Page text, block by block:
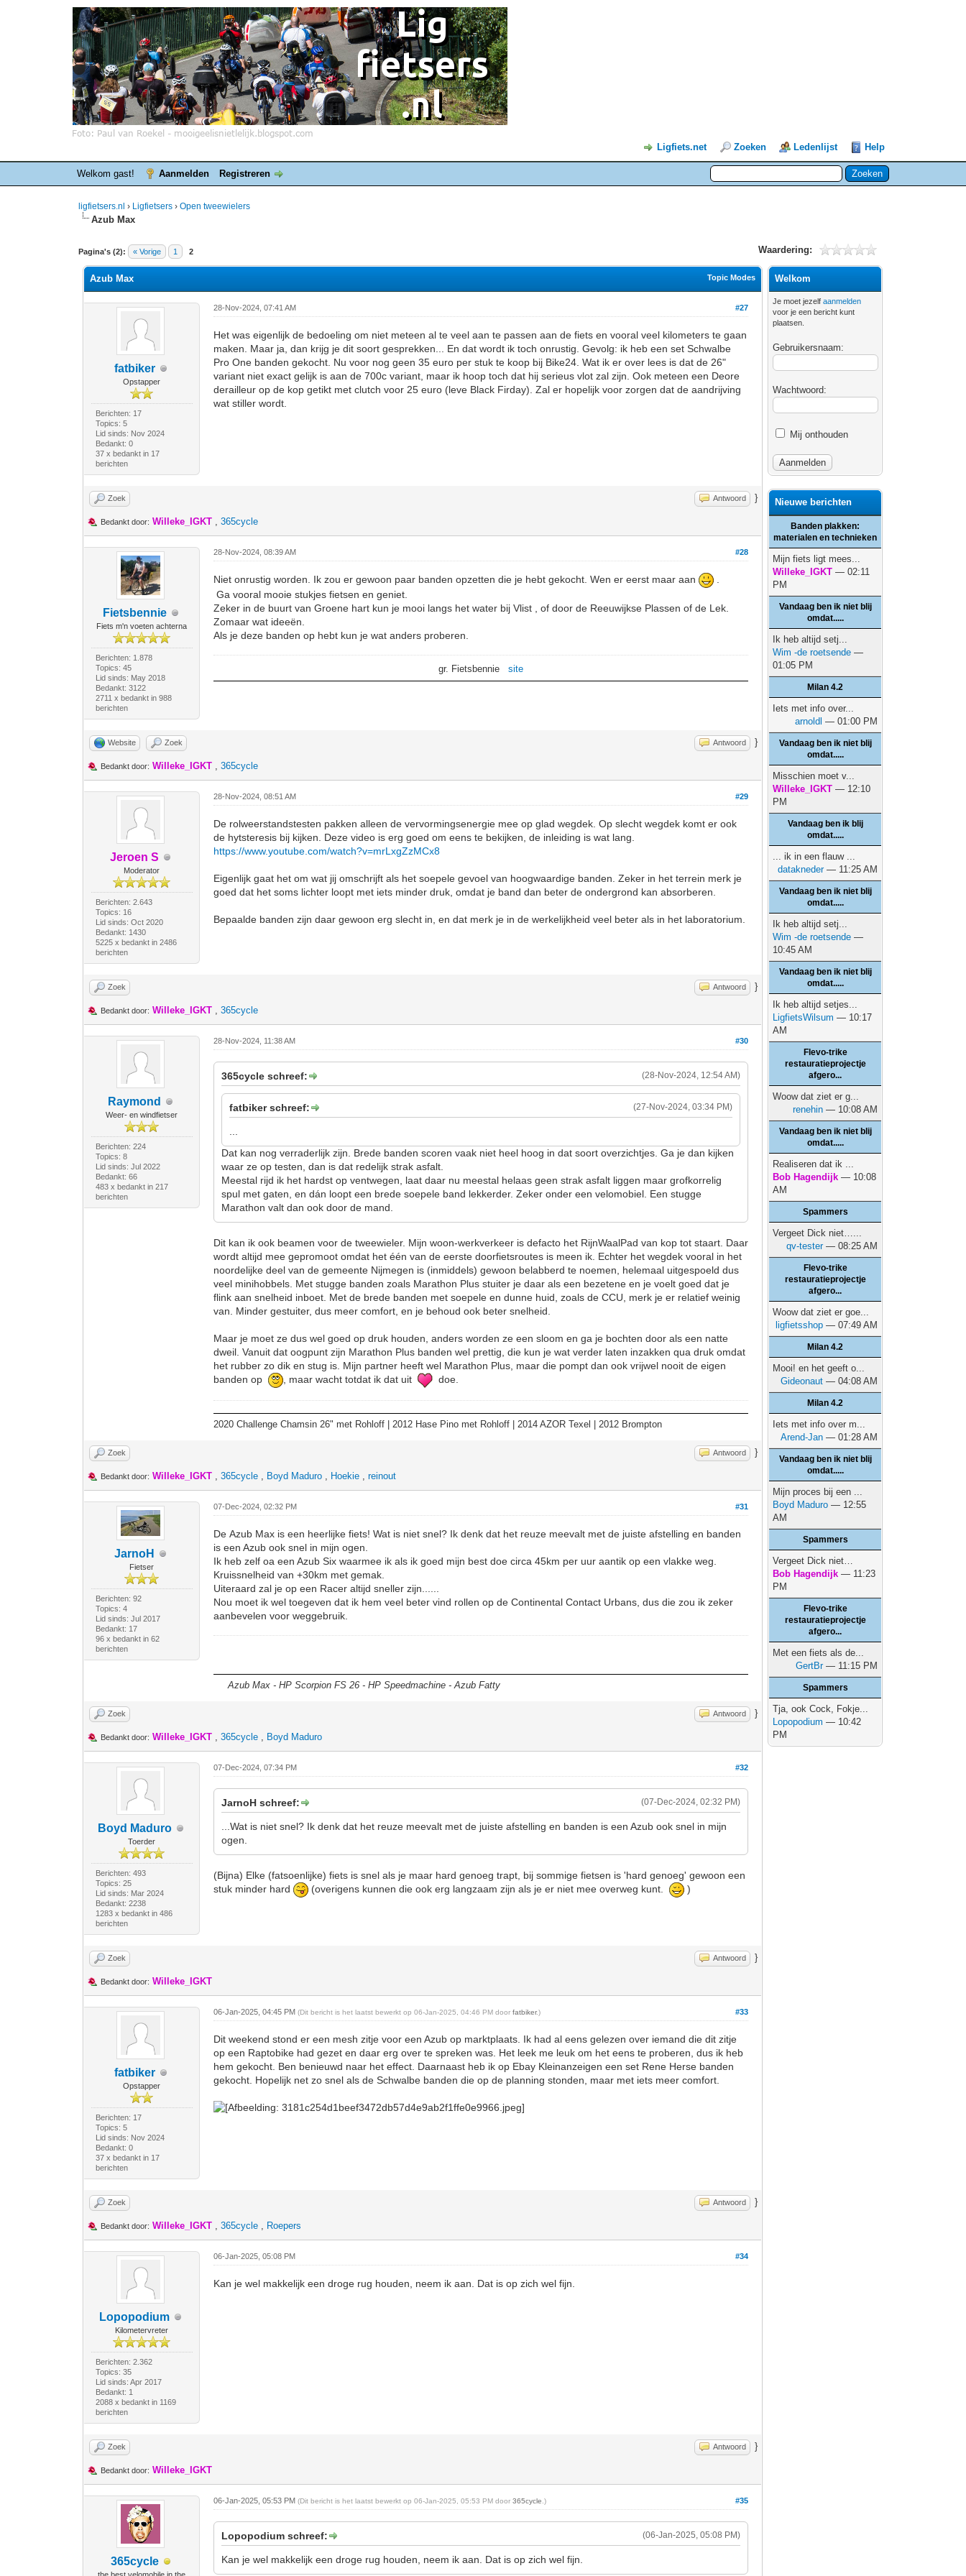
Ligfiets.net Zoeken Ledenlijst Help
Welkom gast! Aanmelden Registreren
ligfietsers.nl › Ligfietsers ›Open tweewielers
Azub Max
Pagina's (2): « Vorige 1 2 Waardering:
0 stemmen - gemiddelde waardering is 0
1
2
3
4
5
Topic Modes
Azub Max
fatbiker
Opstapper
Berichten: 17
Topics: 5
Lid sinds: Nov 2024
Bedankt: 0
37 x bedankt in 17
berichten
#27
28-Nov-2024, 07:41 AM
Het was eigenlijk de bedoeling om niet meteen al te veel aan te passen aan de fiets en vooral veel kilometers te gaan
maken. Maar ja, dan krijg je dit soort gesprekken... En dat wordt ik toch onrustig. Gevolg: ik heb een set Schwalbe
Pro One banden gekocht. Nu voor nog geen 35 euro per stuk te koop bij Bike24. Wat ik er over lees is dat de 26"
variant niet exact gelijk is aan de 700c variant, maar ik hoop toch dat hij serieus vlot zal zijn. Ook meteen een Deore
derailleur op de kop getikt met clutch voor 25 euro (leve Black Firday). Zal er hopelijk voor zorgen dat de aandrijving
wat stiller wordt.
Zoek Antwoord }
Bedankt door: Willeke_IGKT ,365cycle
Fietsbennie
Fiets m'n voeten achterna
Berichten: 1.878
Topics: 45
Lid sinds: May 2018
Bedankt: 3122
2711 x bedankt in 988
berichten
#28
28-Nov-2024, 08:39 AM
Niet onrustig worden. Ik zou er gewoon paar banden opzetten die je hebt gekocht. Wen er eerst maar aan
.
Ga vooral mooie stukjes fietsen en geniet.
Zeker in de buurt van Groene hart kun je mooi langs het water bij Vlist , of door de Reeuwijkse Plassen of de Lek.
Zomaar wat ideeën.
Als je deze banden op hebt kun je wat anders proberen.
gr. Fietsbenniesite
Website Zoek Antwoord }
Bedankt door: Willeke_IGKT ,365cycle
Jeroen S
Moderator
Berichten: 2.643
Topics: 16
Lid sinds: Oct 2020
Bedankt: 1430
5225 x bedankt in 2486
berichten
#29
28-Nov-2024, 08:51 AM
De rolweerstandstesten pakken alleen de vervormingsenergie mee op glad wegdek. Op slecht wegdek komt er ook
de hytsteresis bij kijken. Deze video is erg goed om eens te bekijken, de inleiding is wat lang.
https://www.youtube.com/watch?v=mrLxgZzMCx8
Eigenlijk gaat het om wat jij omschrijft als het soepele gevoel van hoogwaardige banden. Zeker in het terrein merk je
goed dat het soms lichter loopt met iets minder druk, omdat je band dan beter de ondergrond kan absorberen.
Bepaalde banden zijn daar gewoon erg slecht in, en dat merk je in de werkelijkheid veel beter als in het laboratorium.
Zoek Antwoord }
Bedankt door: Willeke_IGKT ,365cycle
Raymond
Weer- en windfietser
Berichten: 224
Topics: 8
Lid sinds: Jul 2022
Bedankt: 66
483 x bedankt in 217
berichten
#30
28-Nov-2024, 11:38 AM
(28-Nov-2024, 12:54 AM)
365cycle schreef:
(27-Nov-2024, 03:34 PM)
fatbiker schreef:
Dat kan nog verraderlijk zijn. Brede banden scoren vaak niet heel hoog in dat soort overzichtjes. Ga je dan kijken
waar ze op testen, dan is dat redelijk strak asfalt.
Meestal rijd ik het hardst op ventwegen, laat daar nu meestal helaas geen strak asfalt liggen maar grofkorrelig
spul met gaten, en dán loopt een brede soepele band lekkerder. Zeker onder een velomobiel. Een stugge
Marathon valt dan ook door de mand.
Dit kan ik ook beamen voor de tweewieler. Mijn woon-werkverkeer is defacto het RijnWaalPad van kop tot staart. Daar
wordt altijd mee gepromoot omdat het één van de eerste doorfietsroutes is meen ik. Echter het wegdek vooral in het
noordelijke deel van de gemeente Nijmegen is (inmiddels) gewoon belabberd te noemen, helemaal uitgespoeld dus
veel minihobbels. Met stugge banden zoals Marathon Plus stuiter je daar als een bezetene en je voelt goed dat je
flink aan snelheid inboet. Met de brede banden met soepele en dunne huid, zoals de CCU, merk je er relatief weinig
van. Minder gestuiter, dus meer comfort, en je behoud ook beter snelheid.
Maar je moet ze dus wel goed op druk houden, anders worden ze een sloom en ga je bochten door als een natte
dweil. Vanuit dat oogpunt zijn Marathon Plus banden wel prettig, die kun je wat verder laten inzakken qua druk omdat
het rubber zo dik en stug is. Mijn partner heeft wel Marathon Plus, maar die pompt dan ook vrijwel nooit de eigen
banden op
, maar wacht totdat ik dat uit doe.
2020 Challenge Chamsin 26" met Rohloff | 2012 Hase Pino met Rohloff | 2014 AZOR Texel | 2012 Brompton
Zoek Antwoord }
Bedankt door: Willeke_IGKT ,365cycle , Boyd Maduro , Hoekie ,reinout
JarnoH
Fietser
Berichten: 92
Topics: 4
Lid sinds: Jul 2017
Bedankt: 17
96 x bedankt in 62
berichten
#31
07-Dec-2024, 02:32 PM
De Azub Max is een heerlijke fiets! Wat is niet snel? Ik denk dat het reuze meevalt met de juiste afstelling en banden
is een Azub ook snel in mijn ogen.
Ik heb zelf oa een Azub Six waarmee ik als ik goed mijn best doe circa 45km per uur aantik op een vlakke weg.
Kruissnelheid van +30km met gemak.
Uiteraard zal je op een Racer altijd sneller zijn......
Nou moet ik wel toegeven dat ik hem veel beter vind rollen op de Continental Contact Urbans, dus die zou ik zeker
aanbevelen voor weggebruik.
Azub Max - HP Scorpion FS 26 - HP Speedmachine - Azub Fatty
Zoek Antwoord }
Bedankt door: Willeke_IGKT ,365cycle , Boyd Maduro
Boyd Maduro
Toerder
Berichten: 493
Topics: 25
Lid sinds: Mar 2024
Bedankt: 2238
1283 x bedankt in 486
berichten
#32
07-Dec-2024, 07:34 PM
(07-Dec-2024, 02:32 PM)
JarnoH schreef:
...Wat is niet snel? Ik denk dat het reuze meevalt met de juiste afstelling en banden is een Azub ook snel in mijn
ogen.
(Bijna) Elke (fatsoenlijke) fiets is snel als je maar hard genoeg trapt, bij sommige fietsen is 'hard genoeg' gewoon een
stuk minder hard
(overigens kunnen die ook erg langzaam zijn als je er niet mee overweg kunt. )
Zoek Antwoord }
Bedankt door: Willeke_IGKT
fatbiker
Opstapper
Berichten: 17
Topics: 5
Lid sinds: Nov 2024
Bedankt: 0
37 x bedankt in 17
berichten
#33
06-Jan-2025, 04:45 PM(Dit bericht is het laatst bewerkt op 06-Jan-2025, 04:46 PM doorfatbiker.)
Dit weekend stond er een mesh zitje voor een Azub op marktplaats. Ik had al eens gelezen over iemand die dit zitje
op een Raptobike had gezet en daar erg over te spreken was. Het leek me leuk om het eens te proberen, dus ik heb
hem gekocht. Ben benieuwd naar het effect. Daarnaast heb ik op Ebay Kleinanzeigen een set Rene Herse banden
gekocht. Hopelijk net zo snel als de Schwalbe banden die op de planning stonden, maar met iets meer comfort.
Zoek Antwoord }
Bedankt door: Willeke_IGKT ,365cycle , Roepers
Lopopodium
Kilometervreter
Berichten: 2.362
Topics: 35
Lid sinds: Apr 2017
Bedankt: 1
2088 x bedankt in 1169
berichten
#34
06-Jan-2025, 05:08 PM
Kan je wel makkelijk een droge rug houden, neem ik aan. Dat is op zich wel fijn.
Zoek Antwoord }
Bedankt door: Willeke_IGKT
365cycle
#35
06-Jan-2025, 05:53 PM(Dit bericht is het laatst bewerkt op 06-Jan-2025, 05:53 PM door365cycle .)
(06-Jan-2025, 05:08 PM)
Lopopodium schreef:
Kan je wel makkelijk een droge rug houden, neem ik aan. Dat is op zich wel fijn.
Welkom
Je moet jezelfaanmelden
voor je een bericht kunt
plaatsen.
Gebruikersnaam:
Wachtwoord:
Mij onthouden
Nieuwe berichten
Banden plakken:
materialen en technieken
Mijn fiets ligt mees...
Willeke_IGKT — 02:11
PM
Vandaag ben ik niet blij
omdat.....
Ik heb altijd setj...
Wim -de roetsende —
01:05 PM
Milan 4.2
Iets met info over...
arnoldl — 01:00 PM
Vandaag ben ik niet blij
omdat.....
Misschien moet v...
Willeke_IGKT — 12:10
PM
Vandaag ben ik blij
omdat.....
... ik in een flauw ...
datakneder— 11:25 AM
Vandaag ben ik niet blij
omdat.....
Ik heb altijd setj...
Wim -de roetsende —
10:45 AM
Vandaag ben ik niet blij
omdat.....
Ik heb altijd setjes...
LigfietsWilsum — 10:17
AM
Flevo-trike
restauratieprojectje
afgero...
Woow dat ziet er g...
renehin — 10:08 AM
Vandaag ben ik niet blij
omdat.....
Realiseren dat ik ...
Bob Hagendijk — 10:08
AM
Spammers
Vergeet Dick niet…...
qv-tester— 08:25 AM
Flevo-trike
restauratieprojectje
afgero...
Woow dat ziet er goe...
ligfietsshop — 07:49 AM
Milan 4.2
Mooi! en het geeft o...
Gideonaut — 04:08 AM
Milan 4.2
Iets met info over m...
Arend-Jan — 01:28 AM
Vandaag ben ik niet blij
omdat.....
Mijn proces bij een ...
Boyd Maduro — 12:55
AM
Spammers
Vergeet Dick niet…
Bob Hagendijk — 11:23
PM
Flevo-trike
restauratieprojectje
afgero...
Met een fiets als de...
GertBr— 11:15 PM
Spammers
Tja, ook Cock, Fokje...
Lopopodium — 10:42
PM